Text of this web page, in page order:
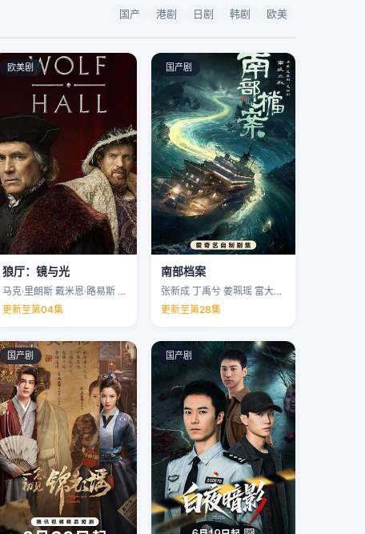
国产 港剧 日剧 韩剧 欧美
欧美剧
狼厅：镜与光
马克·里朗斯 戴米恩·路易斯 凯特·菲利普斯 托马斯·布罗迪-桑斯特 …
更新至第04集
国产剧
南部档案
张新成 丁禹兮 姜珮瑶 富大龙 …
更新至第28集
国产剧 国产剧